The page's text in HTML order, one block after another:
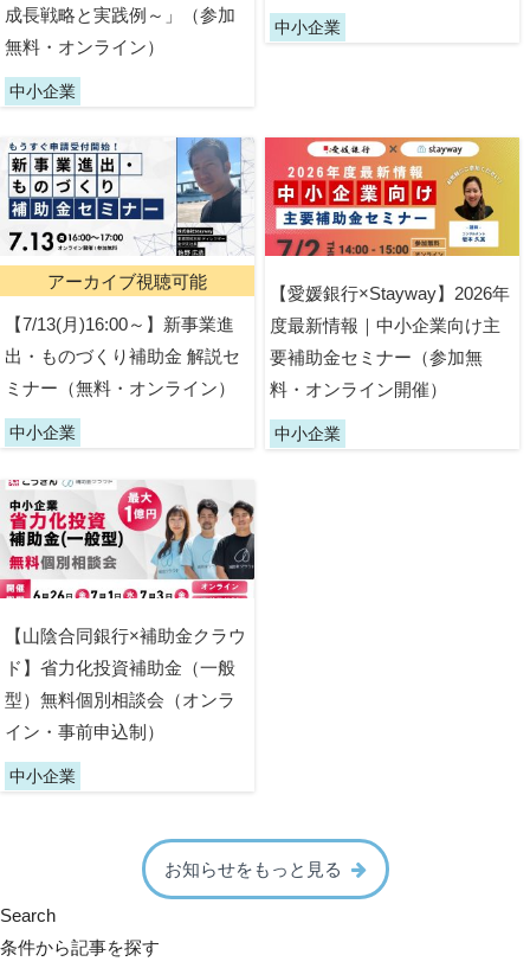
成長戦略と実践例～」（参加
無料・オンライン）
中小企業
中小企業
アーカイブ視聴可能
【7/13(月)16:00～】新事業進
出・ものづくり補助金 解説セ
ミナー（無料・オンライン）
中小企業
【愛媛銀行×Stayway】2026年
度最新情報｜中小企業向け主
要補助金セミナー（参加無
料・オンライン開催）
中小企業
【山陰合同銀行×補助金クラウ
ド】省力化投資補助金（一般
型）無料個別相談会（オンラ
イン・事前申込制）
中小企業
お知らせをもっと見る
Search
条件から記事を探す